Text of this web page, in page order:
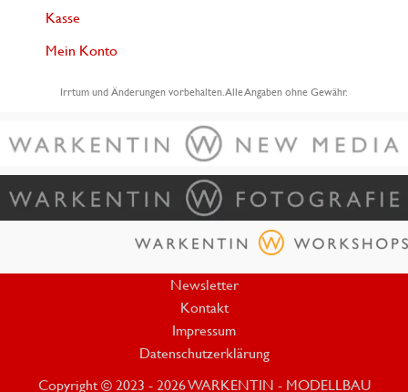
Kasse
Mein Konto
Irrtum und Änderungen vorbehalten. Alle Angaben ohne Gewähr.
Newsletter
Kontakt
Impressum
Datenschutzerklärung
Copyright © 2023 - 2026 WARKENTIN - MODELLBAU